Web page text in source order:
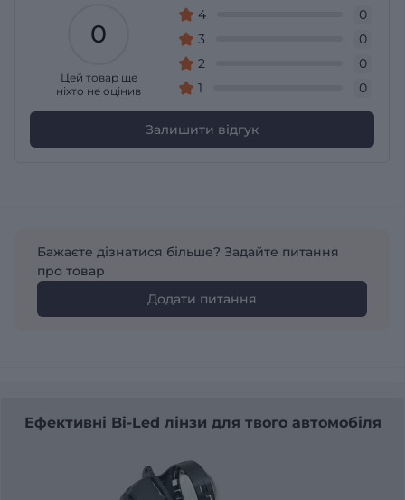
0
Цей товар ще
ніхто не оцінив
4
0
3
0
2
0
1
0
Залишити відгук
Бажаєте дізнатися більше? Задайте питання
про товар
Додати питання
Ефективні Bi-Led лінзи для твого автомобіля